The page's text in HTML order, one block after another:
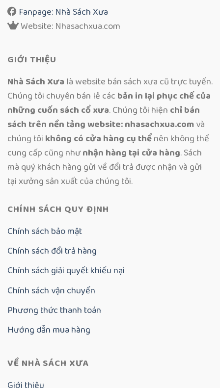
Fanpage: Nhà Sách Xưa
Website: Nhasachxua.com
GIỚI THIỆU
Nhà Sách Xưa là website bán sách xưa cũ trực tuyến.
Chúng tôi chuyên bán lẻ các bản in lại phục chế của
những cuốn sách cổ xưa. Chúng tôi hiện chỉ bán
sách trên nền tảng website: nhasachxua.comvà
chúng tôi không có cửa hàng cụ thểnên không thể
cung cấp cũng nhưnhận hàng tại cửa hàng. Sách
mà quý khách hàng gửi về đổi trả được nhận và gửi
tại xưởng sản xuất của chúng tôi.
CHÍNH SÁCH QUY ĐỊNH
Chính sách bảo mật
Chính sách đổi trả hàng
Chính sách giải quyết khiếu nại
Chính sách vận chuyển
Phương thức thanh toán
Hướng dẫn mua hàng
VỀ NHÀ SÁCH XƯA